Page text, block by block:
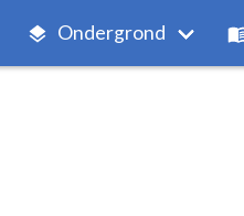
Ondergrond